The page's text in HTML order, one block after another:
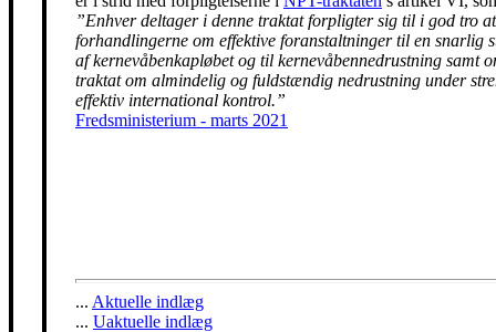
”Enhver deltager i denne traktat forpligter sig til i god tro
forhandlingerne om effektive foranstaltninger til en snarlig
af kernevåbenkapløbet og til kernevåbennedrustning samt
traktat om almindelig og fuldstændig nedrustning under
effektiv international kontrol.”
Fredsministerium - marts 2021
... Aktuelle indlæg
... Uaktuelle indlæg